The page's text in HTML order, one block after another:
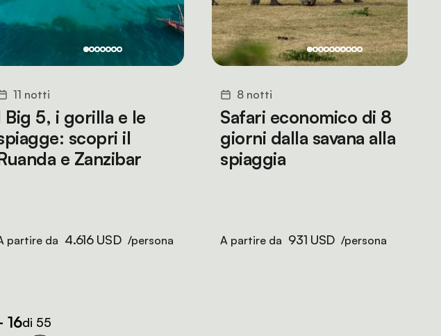
11 notti
Big 5, i gorilla e le
scopri il
e Zanzibar
partire da 4.616 USD /persona
8 notti
Safari economico di 8
giorni dalla savana alla
spiaggia
A partire da 931 USD /persona
16di 55